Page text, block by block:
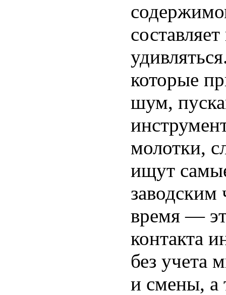
которые
шум,
молотки,
ищут
время —
контакта
без учета
и смены, а